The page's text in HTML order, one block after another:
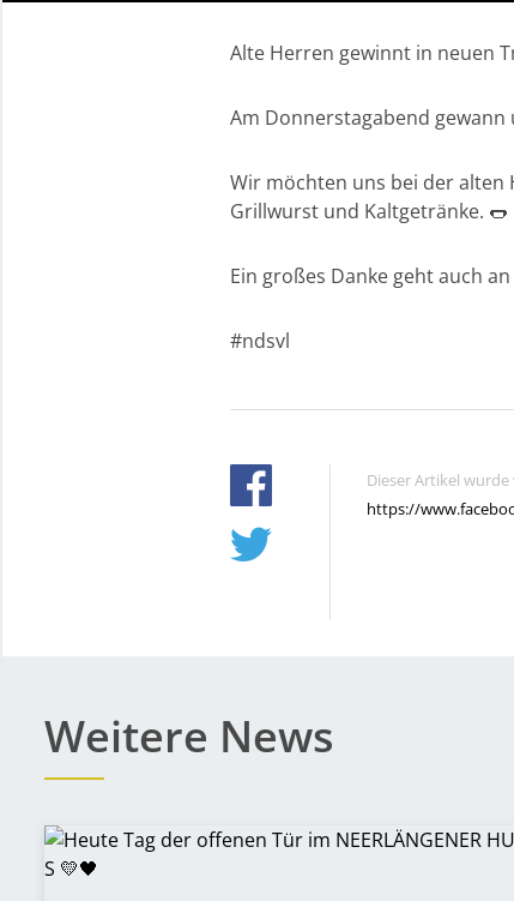
Alte Herren gewinnt in neuen
Am Donnerstagabend gewann
Wir möchten uns bei der alten
Grillwurst und Kaltgetränke. 🌭
Ein großes Danke geht auch
#ndsvl
Dieser Artikel
https://
Weitere News